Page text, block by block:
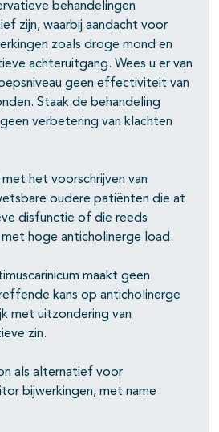
behandelingen
zijn, waarbij aandacht voor
zoals droge mond en
achteruitgang. Wees u er van
geen effectiviteit van
Staak de behandeling
verbetering van klachten
het voorschrijven van
oudere patiënten die at
disfunctie of die reeds
hoge anticholinerge load.
maakt geen
kans op anticholinerge
met uitzondering van
zin.
als alternatief voor
bijwerkingen, met name